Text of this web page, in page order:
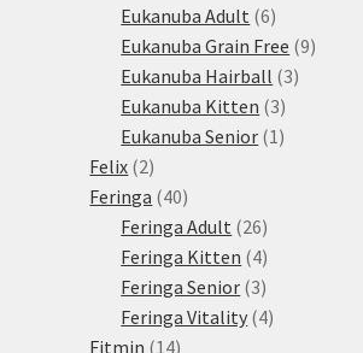
produktů
Eukanuba Adult 66
produktů
Eukanuba Grain Free 99
Eukanuba Hairball 33
Eukanuba Kitten 33
produkty
Eukanuba Senior 11
Felix 22
produkty
Feringa 4040
produktů
Feringa Adult 2626
produktů
Feringa Kitten 44
produkty
Feringa Senior 33
produkty
Feringa Vitality 44
Fitmin 1414